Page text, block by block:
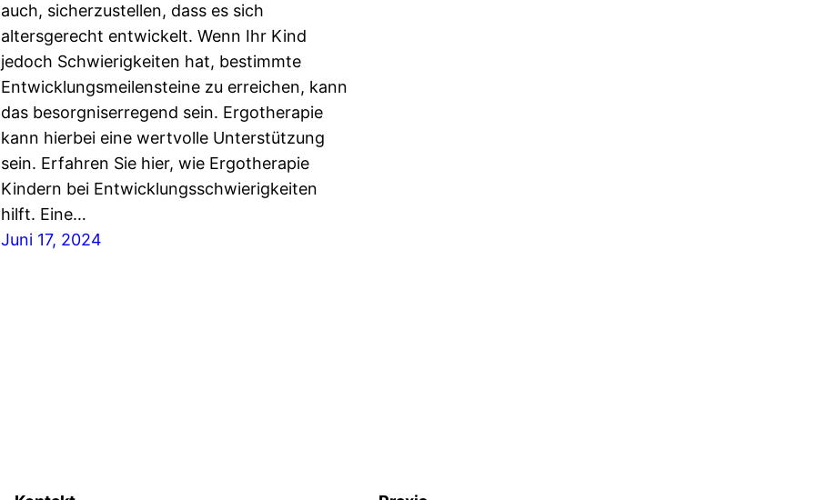
auch, sicherzustellen, dass es sich
altersgerecht entwickelt. Wenn Ihr Kind
jedoch Schwierigkeiten hat, bestimmte
Entwicklungsmeilensteine zu erreichen, kann
das besorgniserregend sein. Ergotherapie
kann hierbei eine wertvolle Unterstützung
sein. Erfahren Sie hier, wie Ergotherapie
Kindern bei Entwicklungsschwierigkeiten
hilft. Eine…
Juni 17, 2024